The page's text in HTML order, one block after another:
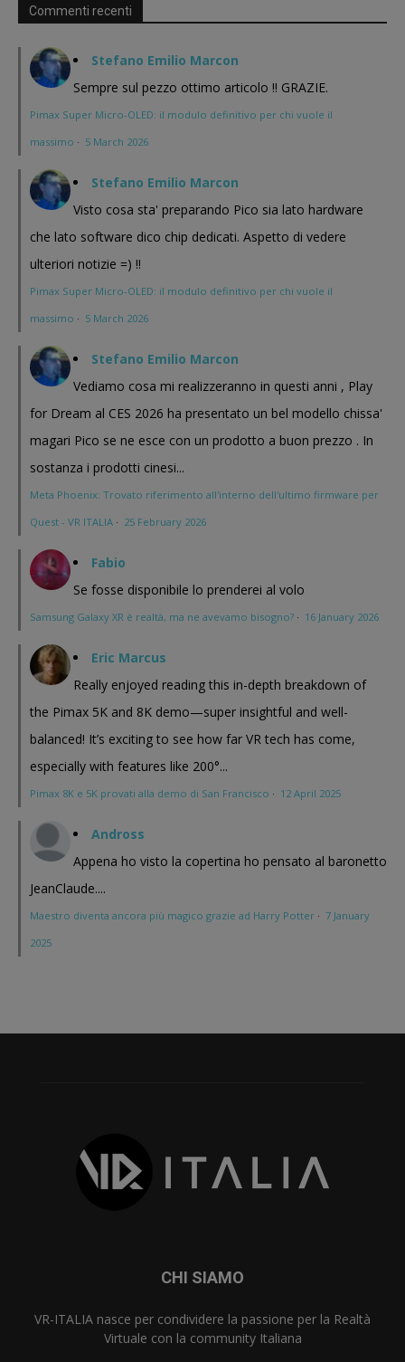
Commenti recenti
Stefano Emilio Marcon
Sempre sul pezzo ottimo articolo !! GRAZIE.
Pimax Super Micro-OLED: il modulo definitivo per chi vuole il
massimo · 5 March 2026
Stefano Emilio Marcon
Visto cosa sta' preparando Pico sia lato hardware
che lato software dico chip dedicati. Aspetto di vedere
ulteriori notizie =) !!
Pimax Super Micro-OLED: il modulo definitivo per chi vuole il
massimo · 5 March 2026
Stefano Emilio Marcon
Vediamo cosa mi realizzeranno in questi anni , Play
for Dream al CES 2026 ha presentato un bel modello chissa'
magari Pico se ne esce con un prodotto a buon prezzo . In
sostanza i prodotti cinesi...
Meta Phoenix: Trovato riferimento all'interno dell'ultimo firmware per
Quest - VR ITALIA · 25 February 2026
Fabio
Se fosse disponibile lo prenderei al volo
Samsung Galaxy XR è realtà, ma ne avevamo bisogno? · 16 January 2026
Eric Marcus
Really enjoyed reading this in-depth breakdown of
the Pimax 5K and 8K demo—super insightful and well-
balanced! It’s exciting to see how far VR tech has come,
especially with features like 200°...
Pimax 8K e 5K provati alla demo di San Francisco · 12 April 2025
Andross
Appena ho visto la copertina ho pensato al baronetto
JeanClaude....
Maestro diventa ancora più magico grazie ad Harry Potter · 7 January
2025
CHI SIAMO
VR-ITALIA nasce per condividere la passione per la Realtà
Virtuale con la community Italiana